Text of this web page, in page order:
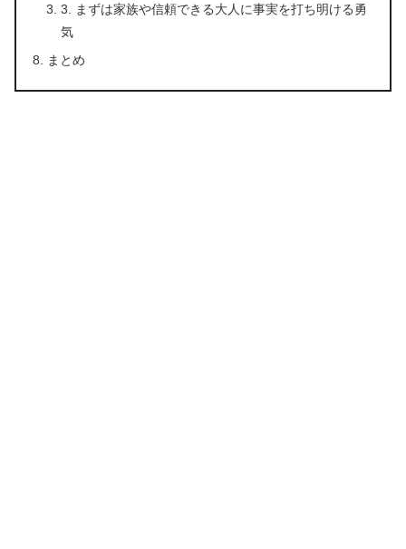
3. まずは家族や信頼できる大人に事実を打ち明ける勇
気
まとめ